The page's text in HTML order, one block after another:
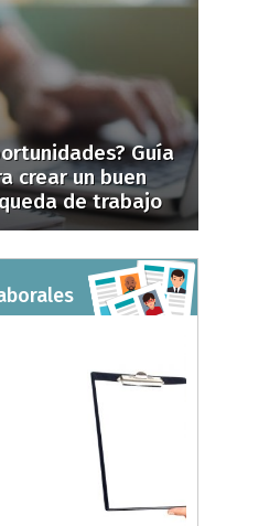
Guía
crear un buen
de trabajo